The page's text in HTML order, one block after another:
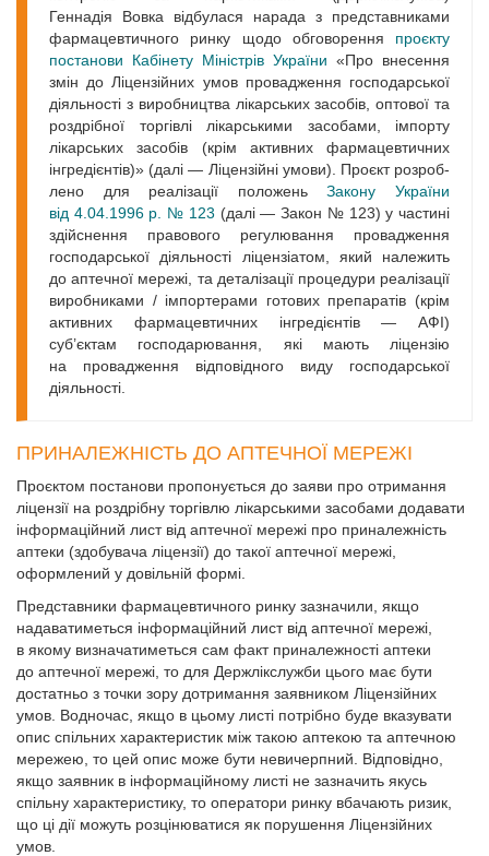
Геннадія Вовка відбулася нарада з представниками
фармацевтичного ринку щодо обговорення проєкту
постанови Кабінету Міністрів України «Про внесення
змін до Ліцензійних умов провадження господарської
діяльності з виробництва лікарських засобів, оптової та
роздрібної торгівлі лікарськими засобами, імпорту
лікарських засобів (крім активних фармацевтичних
інгредієнтів)» (далі — Ліцензійні умови). Проєкт розроб­
лено для реалізації положеньЗакону України
від 4.04.1996 р. № 123 (далі — Закон № 123) у частині
здійснення правового регулювання провадження
господарської діяльності ліцензіатом, який належить
до аптечної мережі, та деталізації процедури реалізації
виробниками / імпортерами готових препаратів (крім
активних фармацевтичних інгредієнтів — АФІ)
суб’єктам господарювання, які мають ліцензію
на провадження відповідного виду господарської
діяльності.
ПРИНАЛЕЖНІСТЬ ДО АПТЕЧНОЇ МЕРЕЖІ
Проєктом постанови пропонується до заяви про отримання
ліцензії на роздрібну торгівлю лікарськими засобами додавати
інформаційний лист від аптечної мережі про приналежність
аптеки (здобувача ліцензії) до такої аптечної мережі,
оформлений у довільній формі.
Представники фармацевтичного ринку зазначили, якщо
надаватиметься інформаційний лист від аптечної мережі,
в якому визначатиметься сам факт приналежності аптеки
до аптечної мережі, то для Держлікслужби цього має бути
достатньо з точки зору дотримання заявником Ліцензійних
умов. Водночас, якщо в цьому листі потрібно буде вказувати
опис спільних характеристик між такою аптекою та аптечною
мережею, то цей опис може бути невичерпний. Відповідно,
якщо заявник в інформаційному листі не зазначить якусь
спільну характеристику, то оператори ринку вбачають ризик,
що ці дії можуть розцінюватися як порушення Ліцензійних
умов.